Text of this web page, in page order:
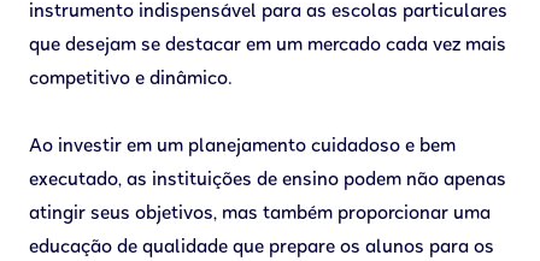
instrumento indispensável para as escolas particulares
que desejam se destacar em um mercado cada vez mais
competitivo e dinâmico.
Ao investir em um planejamento cuidadoso e bem
executado, as instituições de ensino podem não apenas
atingir seus objetivos, mas também proporcionar uma
educação de qualidade que prepare os alunos para os